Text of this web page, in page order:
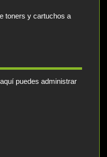
toners y cartuchos a
puedes administrar